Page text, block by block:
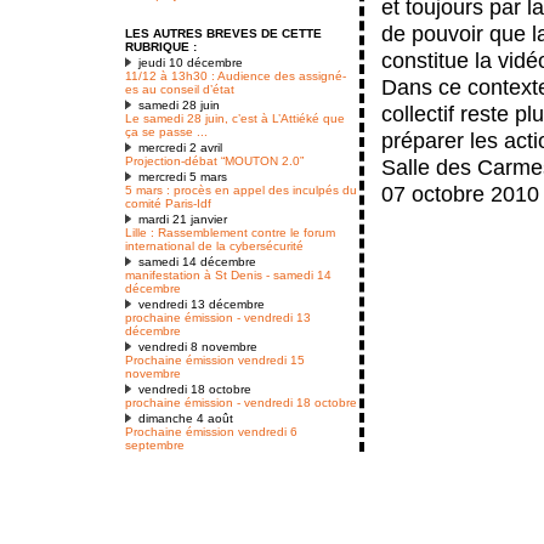
LES AUTRES BREVES DE CETTE
RUBRIQUE :
jeudi 10 décembre
11/12 à 13h30 : Audience des assigné-
es au conseil d’état
samedi 28 juin
Le samedi 28 juin, c’est à L’Attiéké que
ça se passe ...
mercredi 2 avril
Projection-débat “MOUTON 2.0”
mercredi 5 mars
5 mars : procès en appel des inculpés du
comité Paris-Idf
mardi 21 janvier
Lille : Rassemblement contre le forum
international de la cybersécurité
samedi 14 décembre
manifestation à St Denis - samedi 14
décembre
vendredi 13 décembre
prochaine émission - vendredi 13
décembre
vendredi 8 novembre
Prochaine émission vendredi 15
novembre
vendredi 18 octobre
prochaine émission - vendredi 18 octobre
dimanche 4 août
Prochaine émission vendredi 6
septembre
et toujours par
de pouvoir que
constitue la
Dans ce
collectif reste
préparer les
Salle des
07 octobre 2010